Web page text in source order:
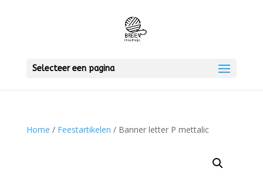
Selecteer een pagina
Home / Feestartikelen / Banner letter P mettalic